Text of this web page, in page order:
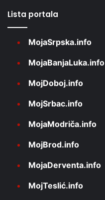
Lista portala
MojaSrpska.info
MojaBanjaLuka.info
MojDoboj.info
MojSrbac.info
MojaModriča.info
MojBrod.info
MojaDerventa.info
MojTeslić.info